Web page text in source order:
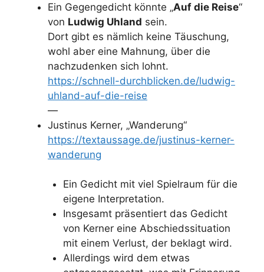
Ein Gegengedicht könnte „Auf die Reise“
von Ludwig Uhland sein.
Dort gibt es nämlich keine Täuschung,
wohl aber eine Mahnung, über die
nachzudenken sich lohnt.
https://schnell-durchblicken.de/ludwig-
uhland-auf-die-reise
—
Justinus Kerner, „Wanderung“
https://textaussage.de/justinus-kerner-
wanderung
Ein Gedicht mit viel Spielraum für die
eigene Interpretation.
Insgesamt präsentiert das Gedicht
von Kerner eine Abschiedssituation
mit einem Verlust, der beklagt wird.
Allerdings wird dem etwas